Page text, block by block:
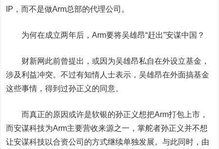
IP，而不是做Arm总部的代理公司。
为何在成立两年后，Arm要将吴雄昂“赶出”安谋中国？
财新网此前曾提出，或因为吴雄昂私自在外设立基金，
涉及利益冲突。不过有知情人士表示，吴雄昂在外面搞基金
这些事情，得到过孙正义的同意。
而真正的原因或许是软银的孙正义想把Arm打包上市，
而安谋科技为Arm主要营收来源之一，掌舵者孙正义并不想
让安谋科技以合资公司的方式继续单独发展。与此同时，由